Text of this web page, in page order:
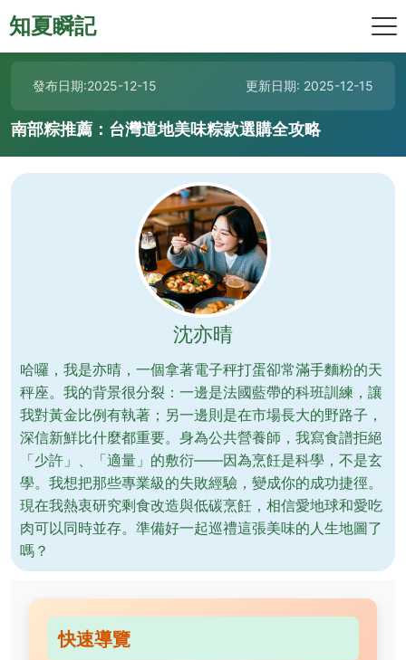
知夏瞬記
發布日期:2025-12-15 更新日期: 2025-12-15
南部粽推薦：台灣道地美味粽款選購全攻略
沈亦晴
哈囉，我是亦晴，一個拿著電子秤打蛋卻常滿手麵粉的天
秤座。我的背景很分裂：一邊是法國藍帶的科班訓練，讓
我對黃金比例有執著；另一邊則是在市場長大的野路子，
深信新鮮比什麼都重要。身為公共營養師，我寫食譜拒絕
「少許」、「適量」的敷衍——因為烹飪是科學，不是玄
學。我想把那些專業級的失敗經驗，變成你的成功捷徑。
現在我熱衷研究剩食改造與低碳烹飪，相信愛地球和愛吃
肉可以同時並存。準備好一起巡禮這張美味的人生地圖了
嗎？
快速導覽